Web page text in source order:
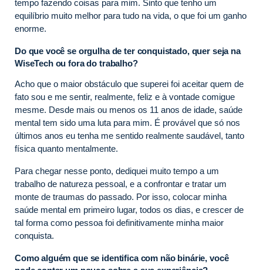
tempo fazendo coisas para mim. Sinto que tenho um
equilíbrio muito melhor para tudo na vida, o que foi um ganho
enorme.
Do que você se orgulha de ter conquistado, quer seja na
WiseTech ou fora do trabalho?
Acho que o maior obstáculo que superei foi aceitar quem de
fato sou e me sentir, realmente, feliz e à vontade comigue
mesme. Desde mais ou menos os 11 anos de idade, saúde
mental tem sido uma luta para mim. É provável que só nos
últimos anos eu tenha me sentido realmente saudável, tanto
física quanto mentalmente.
Para chegar nesse ponto, dediquei muito tempo a um
trabalho de natureza pessoal, e a confrontar e tratar um
monte de traumas do passado. Por isso, colocar minha
saúde mental em primeiro lugar, todos os dias, e crescer de
tal forma como pessoa foi definitivamente minha maior
conquista.
Como alguém que se identifica com não binárie, você